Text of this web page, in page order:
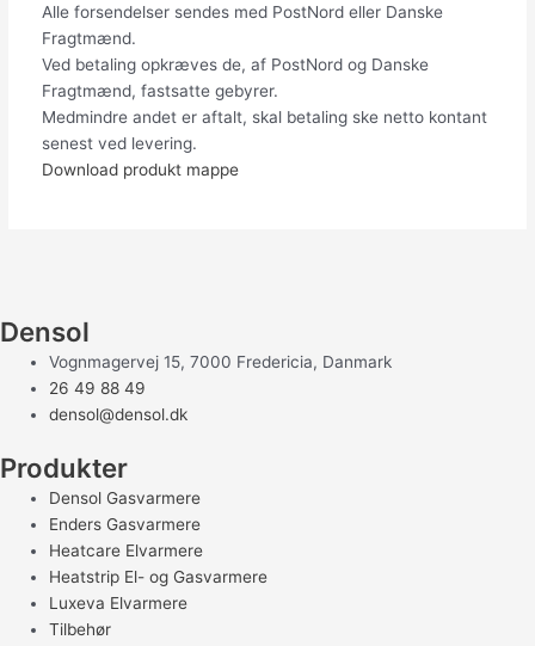
Alle forsendelser sendes med PostNord eller Danske
Fragtmænd.
Ved betaling opkræves de, af PostNord og Danske
Fragtmænd, fastsatte gebyrer.
Medmindre andet er aftalt, skal betaling ske netto kontant
senest ved levering.
Download produkt mappe
Densol
Vognmagervej 15, 7000 Fredericia, Danmark
26 49 88 49
densol@densol.dk
Produkter
Densol Gasvarmere
Enders Gasvarmere
Heatcare Elvarmere
Heatstrip El- og Gasvarmere
Luxeva Elvarmere
Tilbehør